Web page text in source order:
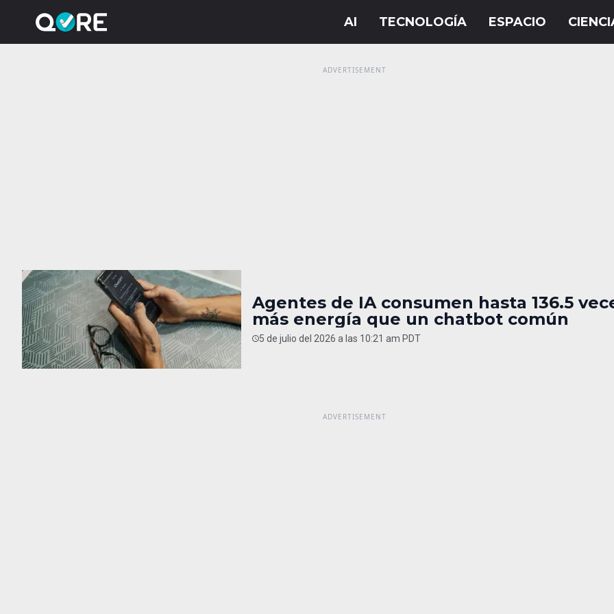
Agentes de IA consumen hasta 136.5
más energía que un chatbot común
5 de julio del 2026 a las 10:21 am PDT